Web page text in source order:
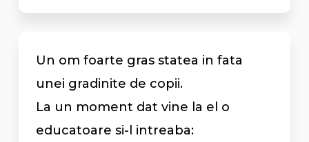
Un om foarte gras statea in fata
unei gradinite de copii.
La un moment dat vine la el o
educatoare si-l intreaba: